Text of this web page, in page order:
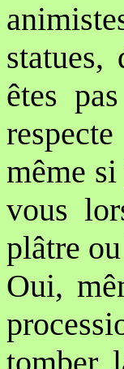
êtes
même
vous
plâtre
Oui,